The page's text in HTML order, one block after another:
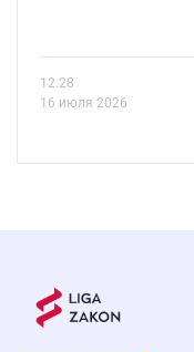
12.28
16 июля 2026